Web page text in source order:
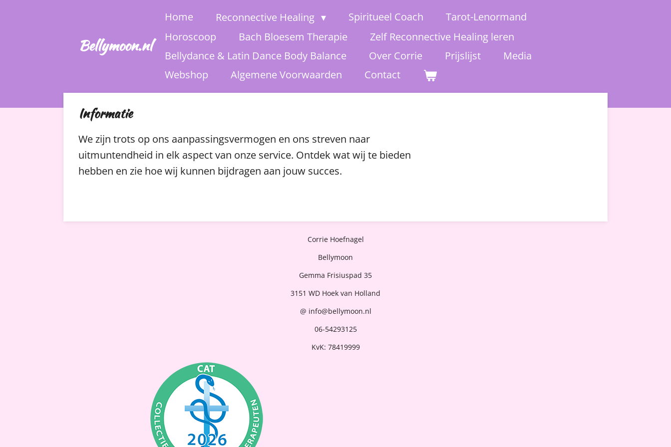
Bellymoon.nl
Home Reconnective Healing Spiritueel Coach
Tarot-Lenormand
Horoscoop
Bach Bloesem Therapie
Zelf Reconnective Healing leren
Bellydance & Latin Dance Body Balance
Over Corrie Prijslijst
Media
Webshop
Algemene Voorwaarden Contact
Informatie
We zijn trots op ons aanpassingsvermogen en ons streven naar
uitmuntendheid in elk aspect van onze service. Ontdek wat wij te bieden
hebben en zie hoe wij kunnen bijdragen aan jouw succes.
Corrie Hoefnagel
Bellymoon
Gemma Frisiuspad 35
3151 WD Hoek van Holland
@ info@bellymoon.nl
06-54293125
KvK: 78419999